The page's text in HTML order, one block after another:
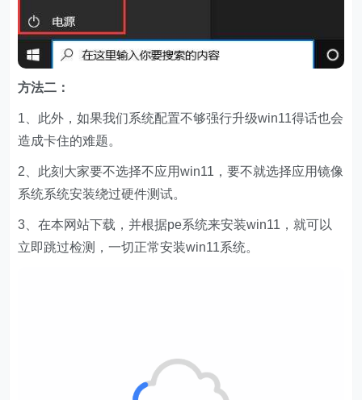
方法二：
1、此外，如果我们系统配置不够强行升级win11得话也会
造成卡住的难题。
2、此刻大家要不选择不应用win11，要不就选择应用镜像
系统系统安装绕过硬件测试。
3、在本网站下载，并根据pe系统来安装win11，就可以
立即跳过检测，一切正常安装win11系统。